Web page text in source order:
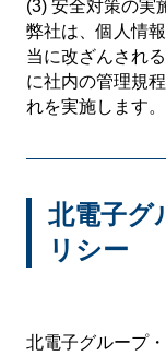
GOGO!
キタックク
システムサポ
(3) 安全対策の実
弊社は、個人情
当に改ざんされ
に社内の管理規
れを実施します。
北電子グ
リシー
北電子グループ